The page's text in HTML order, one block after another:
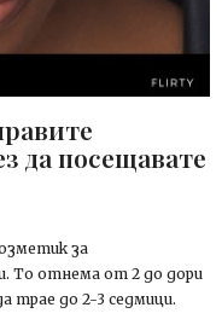
да посещавате
за
То отнема от 2 до дори
трае до 2-3 седмици.